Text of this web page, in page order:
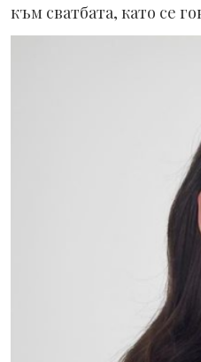
към сватбата, като се